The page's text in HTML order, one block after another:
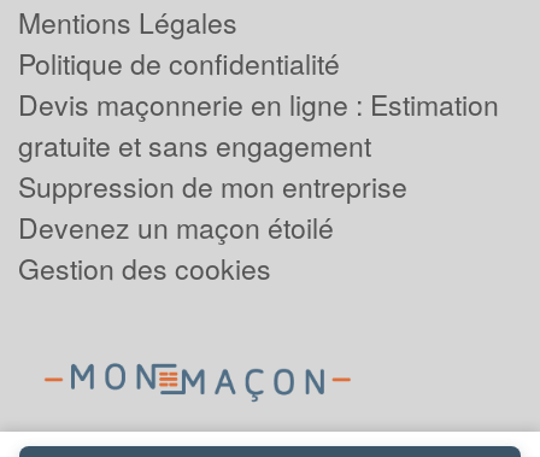
Mentions Légales
Politique de confidentialité
Devis maçonnerie en ligne : Estimation
gratuite et sans engagement
Suppression de mon entreprise
Devenez un maçon étoilé
Gestion des cookies